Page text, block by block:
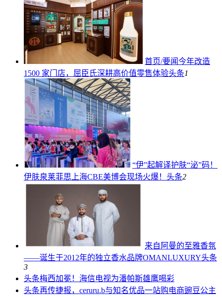
首页/要闻今年改造
1500 家门店，屈臣氏深耕高价值零售体验头条1
“伊”起解译护肤“泌”码！
伊肤泉莱菲思上海CBE美博会现场火爆！ 头条2
来自阿曼的至雅香氛
——诞生于2012年的独立香水品牌OMANLUXURY头条
3
头条梅西加冕！海信电视为潘帕斯雄鹰喝彩
头条再传捷报，ceruru.b与知名优品一站购电商豌豆公主